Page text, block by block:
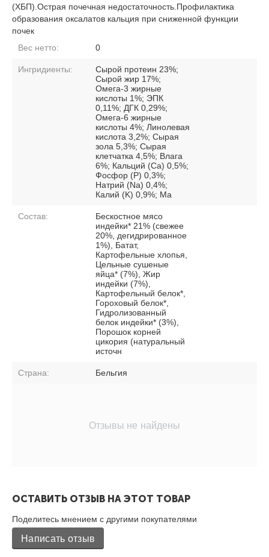
(ХБП).Острая почечная недостаточность.Профилактика
образования оксалатов кальция при сниженной функции
почек
Вес нетто:
0
Ингридиенты:
Сырой протеин 23%;
Сырой жир 17%;
Омега-3 жирные
кислоты 1%; ЭПК
0,11%; ДГК 0,29%;
Омега-6 жирные
кислоты 4%; Линолевая
кислота 3,2%; Сырая
зола 5,3%; Сырая
клетчатка 4,5%; Влага
6%; Кальций (Са) 0,5%;
Фосфор (P) 0,3%;
Натрий (Na) 0,4%;
Калий (K) 0,9%; Ма
Состав:
Бескостное мясо
индейки* 21% (свежее
20%, дегидрированное
1%), Батат,
Картофельные хлопья,
Цельные сушеные
яйца* (7%), Жир
индейки (7%),
Картофельный белок*,
Гороховый белок*,
Гидролизованный
белок индейки* (3%),
Порошок корней
цикория (натуральный
источн
Страна: Бельгия
Отзывы не найдены
ОСТАВИТЬ ОТЗЫВ НА ЭТОТ ТОВАР
Поделитесь мнением с другими покупателями
Написать отзыв